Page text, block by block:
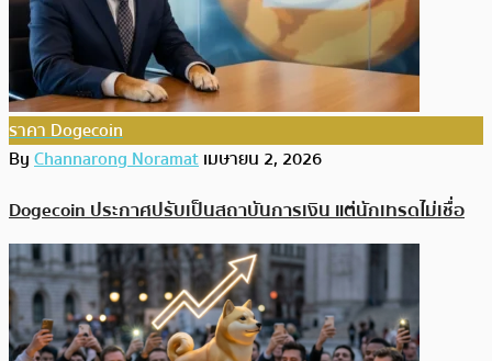
ราคา Dogecoin
ByChannarong Noramatเมษายน 2, 2026
Dogecoin ประกาศปรับเป็นสถาบันการเงิน แต่นักเทรดไม่เชื่อ